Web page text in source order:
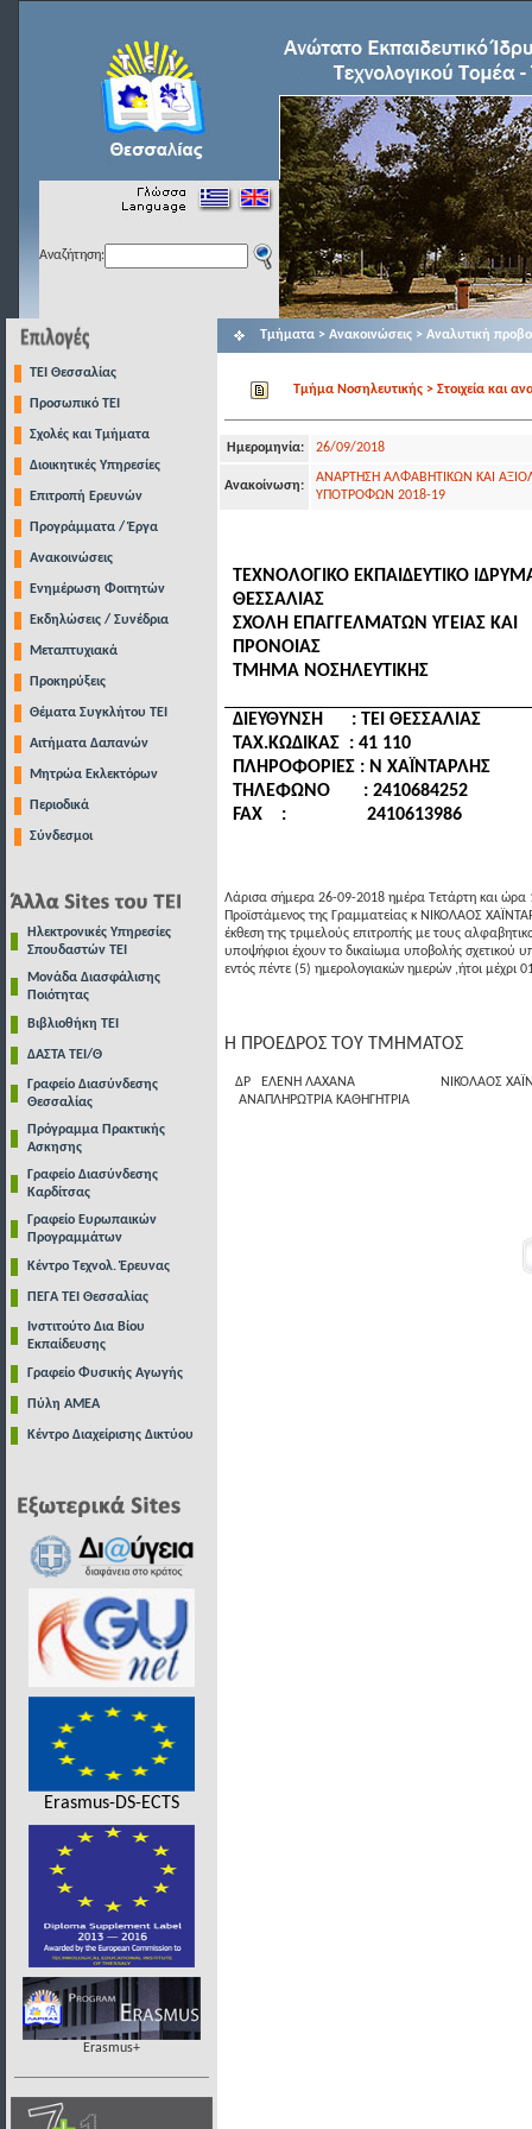
Αναζήτηση:
TEI Θεσσαλίας
Προσωπικό ΤΕΙ
Σχολές και Τμήματα
Διοικητικές Υπηρεσίες
Επιτροπή Ερευνών
Προγράμματα / Έργα
Ανακοινώσεις
Ενημέρωση Φοιτητών
Εκδηλώσεις / Συνέδρια
Μεταπτυχιακά
Προκηρύξεις
Θέματα Συγκλήτου ΤΕΙ
Αιτήματα Δαπανών
Μητρώα Εκλεκτόρων
Περιοδικά
Σύνδεσμοι
Ηλεκτρονικές Υπηρεσίες
Σπουδαστών ΤΕΙ
Μονάδα Διασφάλισης
Ποιότητας
Βιβλιοθήκη ΤΕΙ
ΔΑΣΤΑ ΤΕΙ/Θ
Γραφείο Διασύνδεσης
Θεσσαλίας
Πρόγραμμα Πρακτικής
Ασκησης
Γραφείο Διασύνδεσης
Καρδίτσας
Γραφείο Ευρωπαικών
Προγραμμάτων
Κέντρο Τεχνολ. Έρευνας
ΠΕΓΑ ΤΕΙ Θεσσαλίας
Ινστιτούτο Δια Βίου
Εκπαίδευσης
Γραφείο Φυσικής Αγωγής
Πύλη ΑΜΕΑ
Κέντρο Διαχείρισης Δικτύου
Erasmus-DS-ECTS
Erasmus+
Τμήματα > Ανακοινώσεις > Αναλυτική
Τμήμα Νοσηλευτικής > Στοιχεία και
Ημερομηνία: 26/09/2018
Ανακοίνωση:
ΑΝΑΡΤΗΣΗ ΑΛΦΑΒΗΤΙΚΩΝ ΚΑΙ
ΥΠΟΤΡΟΦΩΝ 2018-19
ΤΕΧΝΟΛΟΓΙΚΟ ΕΚΠΑΙΔΕΥΤΙΚΟ
ΘΕΣΣΑΛΙΑΣ
ΣΧΟΛΗ ΕΠΑΓΓΕΛΜΑΤΩΝ ΥΓΕΙΑΣ ΚΑΙ
ΠΡΟΝΟΙΑΣ
ΤΜΗΜΑ ΝΟΣΗΛΕΥΤΙΚΗΣ
ΔΙΕΥΘΥΝΣΗ
: ΤΕΙ ΘΕΣΣΑΛΙΑΣ
ΤΑΧ.ΚΩΔΙΚΑΣ : 41 110
ΠΛΗΡΟΦΟΡΙΕΣ : Ν ΧΑΪΝΤΑΡΛΗΣ
ΤΗΛΕΦΩΝΟ : 2410684252
FAX : 2410613986
Λάρισα σήμερα 26-09-2018 ημέρα Τετάρτη και
Προϊστάμενος της Γραμματείας κ ΝΙΚΟΛΑΟΣ
έκθεση της τριμελούς επιτροπής με τους
υποψήφιοι έχουν το δικαίωμα υποβολής σχετικού
εντός πέντε (5) ημερολογιακών ημερών ,ήτοι μέχρι
Η ΠΡΟΕΔΡΟΣ ΤΟΥ ΤΜΗΜΑΤΟΣ Ο
ΔΡ ΕΛΕΝΗ ΛΑΧΑΝΑ ΝΙΚΟΛΑΟΣ
ΑΝΑΠΛΗΡΩΤΡΙΑ ΚΑΘΗΓΗΤΡΙΑ